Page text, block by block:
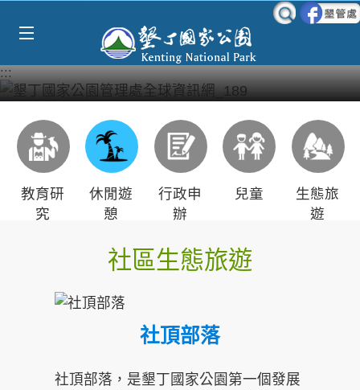
:::
教育研
究
休閒遊
憩
行政申
辦
兒童
生態旅
遊
社區生態旅遊
社頂部落
社頂部落，是墾丁國家公園第一個發展